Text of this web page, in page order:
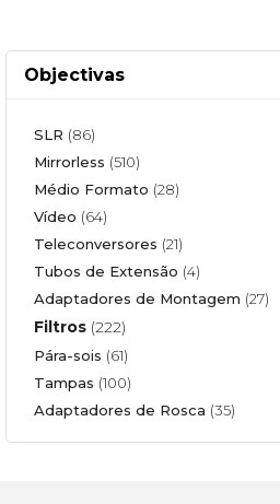
Objectivas
SLR (86)
Mirrorless (510)
Médio Formato (28)
Vídeo (64)
Teleconversores (21)
Tubos de Extensão (4)
Adaptadores de Montagem (27)
Filtros (222)
Pára-sois (61)
Tampas (100)
Adaptadores de Rosca (35)